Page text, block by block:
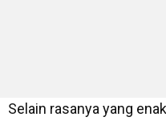
Selain rasanya yang